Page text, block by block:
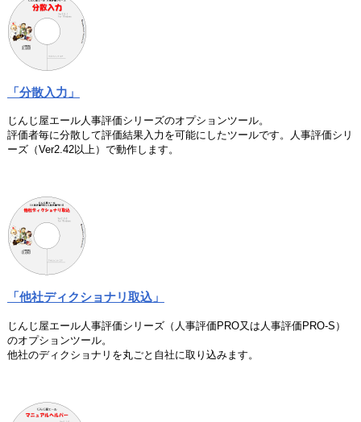
「分散入力」
じんじ屋エール人事評価シリーズのオプションツール。
評価者毎に分散して評価結果入力を可能にしたツールです。人事評価シリ
ーズ（Ver2.42以上）で動作します。
「他社ディクショナリ取込」
じんじ屋エール人事評価シリーズ（人事評価PRO又は人事評価PRO-S）
のオプションツール。
他社のディクショナリを丸ごと自社に取り込みます。